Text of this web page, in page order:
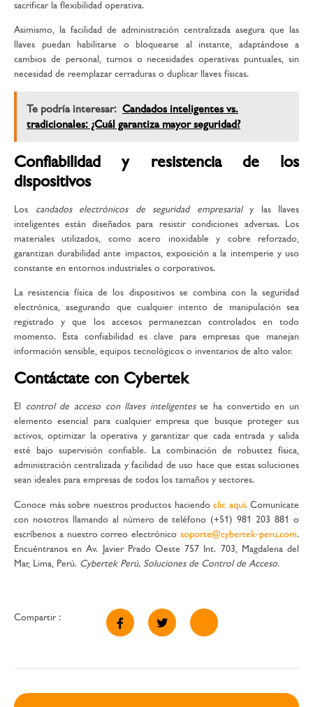
sacrificar la flexibilidad operativa.
Asimismo, la facilidad de administración centralizada asegura que las
llaves puedan habilitarse o bloquearse al instante, adaptándose a
cambios de personal, turnos o necesidades operativas puntuales, sin
necesidad de reemplazar cerraduras o duplicar llaves físicas.
Te podría interesar: Candados inteligentes vs.
tradicionales: ¿Cuál garantiza mayor seguridad?
Confiabilidad y resistencia de los
dispositivos
Los candados electrónicos de seguridad empresarialy las llaves
inteligentes están diseñados para resistir condiciones adversas. Los
materiales utilizados, como acero inoxidable y cobre reforzado,
garantizan durabilidad ante impactos, exposición a la intemperie y uso
constante en entornos industriales o corporativos.
La resistencia física de los dispositivos se combina con la seguridad
electrónica, asegurando que cualquier intento de manipulación sea
registrado y que los accesos permanezcan controlados en todo
momento. Esta confiabilidad es clave para empresas que manejan
información sensible, equipos tecnológicos o inventarios de alto valor.
Contáctate con Cybertek
El control de acceso con llaves inteligentesse ha convertido en un
elemento esencial para cualquier empresa que busque proteger sus
activos, optimizar la operativa y garantizar que cada entrada y salida
esté bajo supervisión confiable. La combinación de robustez física,
administración centralizada y facilidad de uso hace que estas soluciones
sean ideales para empresas de todos los tamaños y sectores.
Conoce más sobre nuestros productos haciendo clic aquí. Comunícate
con nosotros llamando al número de teléfono (+51) 981 203 881 o
escríbenos a nuestro correo electrónico soporte@cybertek-peru.com.
Encuéntranos en Av. Javier Prado Oeste 757 Int. 703, Magdalena del
Mar, Lima, Perú. Cybertek Perú, Soluciones de Control de Acceso.
Compartir :